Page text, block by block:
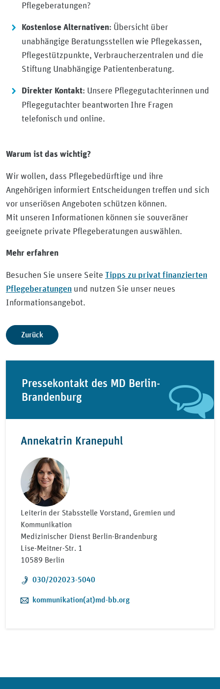
Pflegeberatungen?
Kostenlose Alternativen: Übersicht über
unabhängige Beratungsstellen wie Pflegekassen,
Pflegestützpunkte, Verbraucherzentralen und die
Stiftung Unabhängige Patientenberatung.
Direkter Kontakt: Unsere Pflegegutachterinnen und
Pflegegutachter beantworten Ihre Fragen
telefonisch und online.
Warum ist das wichtig?
Wir wollen, dass Pflegebedürftige und ihre
Angehörigen informiert Entscheidungen treffen und sich
vor unseriösen Angeboten schützen können.
Mit unseren Informationen können sie souveräner
geeignete private Pflegeberatungen auswählen.
Mehr erfahren
Besuchen Sie unsere Seite Tipps zu privat finanzierten
Pflegeberatungen und nutzen Sie unser neues
Informationsangebot.
Zurück
Pressekontakt des MD Berlin-
Brandenburg
Annekatrin Kranepuhl
Leiterin der Stabsstelle Vorstand, Gremien und
Kommunikation
Medizinischer Dienst Berlin-Brandenburg
Lise-Meitner-Str. 1
10589 Berlin
Telefon:
030/202023-5040
E-Mail:
kommunikation(at)md-bb.org